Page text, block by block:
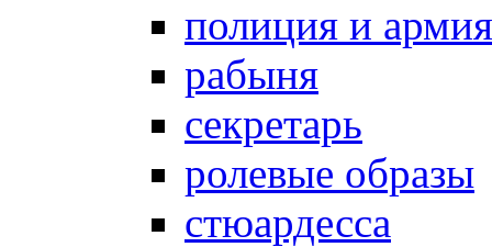
полиция и армия
рабыня
секретарь
ролевые образы
стюардесса